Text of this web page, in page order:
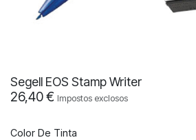
Segell EOS Stamp Writer
26,40€ Impostos exclosos
Color De Tinta